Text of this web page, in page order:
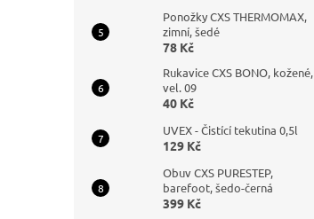
Ponožky CXS THERMOMAX,
zimní, šedé
78 Kč
Rukavice CXS BONO, kožené,
vel. 09
40 Kč
UVEX - Čistící tekutina 0,5l
129 Kč
Obuv CXS PURESTEP,
barefoot, šedo-černá
399 Kč